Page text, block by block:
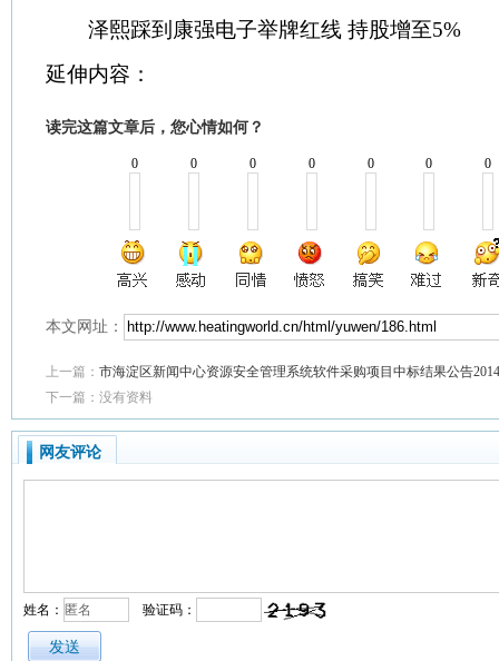
泽熙踩到康强电子举牌红线 持股增至5%
延伸内容：
读完这篇文章后，您心情如何？
0 0 0 0 0 0 0
本文网址：
上一篇： 市海淀区新闻中心资源安全管理系统软件采购项目中标结果公告
下一篇：没有资料
网友评论
姓名： 验证码：